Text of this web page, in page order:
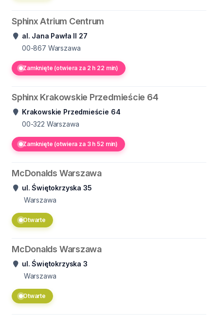
Sphinx Atrium Centrum
al. Jana Pawła II 27
00-867 Warszawa
Zamknięte (otwiera za 2 h 22 min)
Sphinx Krakowskie Przedmieście 64
Krakowskie Przedmieście 64
00-322 Warszawa
Zamknięte (otwiera za 3 h 52 min)
McDonalds Warszawa
ul. Świętokrzyska 35
Warszawa
Otwarte
McDonalds Warszawa
ul. Świętokrzyska 3
Warszawa
Otwarte